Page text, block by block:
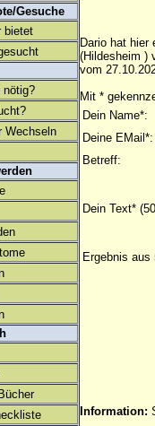
Gesuche
bietet
nötig?
Wechseln
Dario hat hier
(Hildesheim )
vom
Mit *
Dein Name*:
Deine EMail*:
Betreff:
Dein Text*
Ergebnis aus
Information: